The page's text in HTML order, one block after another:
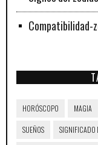
Compatibilidad-
HORÓSCOPO MAGIA
SUEÑOS SIGNIFICADO